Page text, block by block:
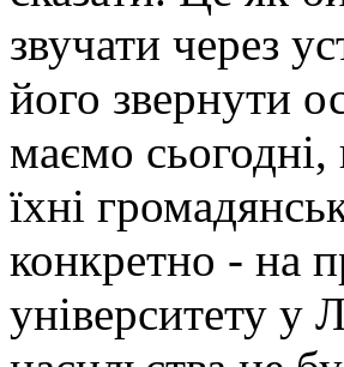
звучати через
його звернути
маємо сьогодні,
їхні
конкретно - на
університету у